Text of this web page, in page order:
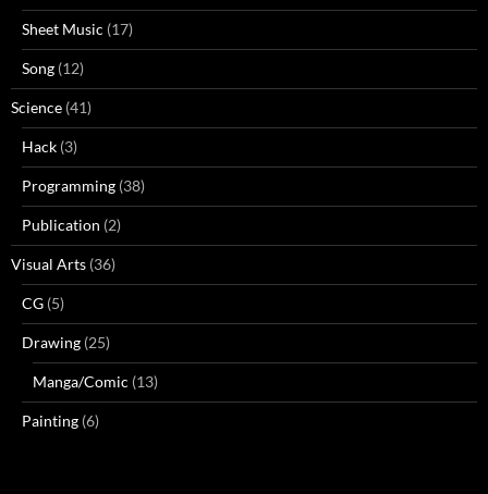
Sheet Music (17)
Song (12)
Science (41)
Hack (3)
Programming (38)
Publication (2)
Visual Arts (36)
CG (5)
Drawing (25)
Manga/Comic (13)
Painting (6)